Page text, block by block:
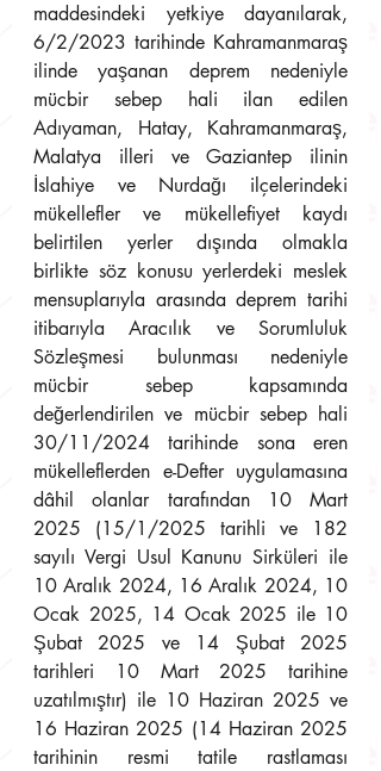
maddesindeki yetkiye dayanılarak,
6/2/2023 tarihinde Kahramanmaraş
ilinde yaşanan deprem nedeniyle
mücbir sebep hali ilan edilen
Adıyaman, Hatay, Kahramanmaraş,
Malatya illeri ve Gaziantep ilinin
İslahiye ve Nurdağı ilçelerindeki
mükellefler ve mükellefiyet kaydı
belirtilen yerler dışında olmakla
birlikte söz konusu yerlerdeki meslek
mensuplarıyla arasında deprem tarihi
itibarıyla Aracılık ve Sorumluluk
Sözleşmesi bulunması nedeniyle
mücbir sebep kapsamında
değerlendirilen ve mücbir sebep hali
30/11/2024 tarihinde sona eren
mükelleflerden e-Defter uygulamasına
dâhil olanlar tarafından 10 Mart
2025 (15/1/2025 tarihli ve 182
sayılı Vergi Usul Kanunu Sirküleri ile
10 Aralık 2024, 16 Aralık 2024, 10
Ocak 2025, 14 Ocak 2025 ile 10
Şubat 2025 ve 14 Şubat 2025
tarihleri 10 Mart 2025 tarihine
uzatılmıştır) ile 10 Haziran 2025 ve
16 Haziran 2025 (14 Haziran 2025
tarihinin resmi tatile rastlaması